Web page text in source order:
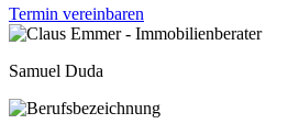
Termin vereinbaren
Samuel Duda